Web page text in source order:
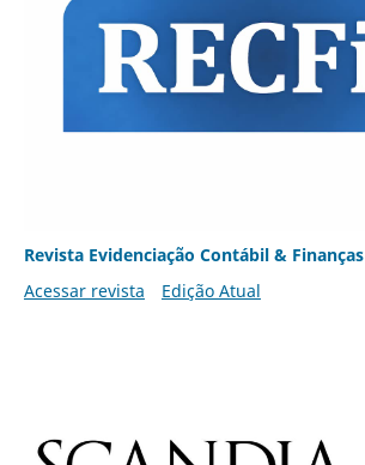
Revista Evidenciação Contábil & Finanças
Acessar revista
Edição Atual